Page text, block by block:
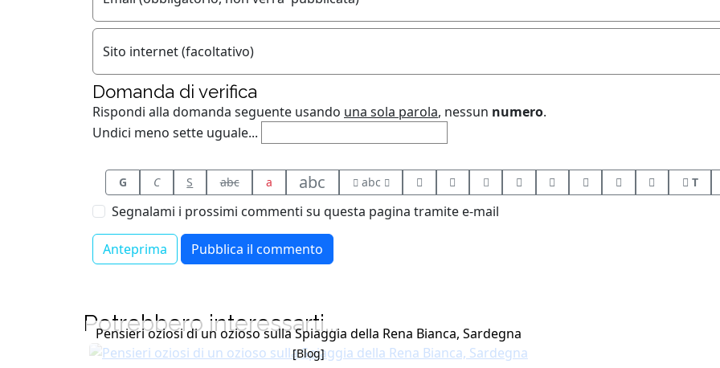
Sito internet (facoltativo)
Domanda di verifica
Rispondi alla domanda seguente usando una sola parola, nessun numero.
Undici meno sette uguale...
G C S abc a abc abc T
Segnalami i prossimi commenti su questa pagina tramite e-mail
Potrebbero interessarti...
Pensieri oziosi di un ozioso sulla Spiaggia della Rena Bianca, Sardegna
[Blog]